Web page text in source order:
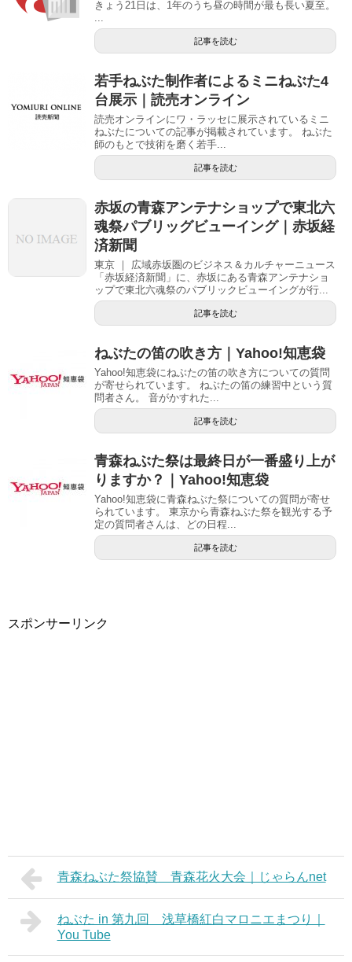
きょう21日は、1年のうち昼の時間が最も長い夏至。
記事を読む
若手ねぶた制作者によるミニねぶた4
台展示｜読売オンライン
読売オンラインにワ・ラッセに展示されているミニ
ねぶたについての記事が掲載されています。 ねぶた
師のもとで技術を磨く若手...
記事を読む
赤坂の青森アンテナショップで東北六
魂祭パブリッグビューイング｜赤坂経
済新聞
東京 ｜ 広域赤坂圏のビジネス＆カルチャーニュース
「赤坂経済新聞」に、赤坂にある青森アンテナショ
ップで東北六魂祭のパブリックビューイングが行...
記事を読む
ねぶたの笛の吹き方｜Yahoo!知恵袋
Yahoo!知恵袋にねぶたの笛の吹き方についての質問
が寄せられています。 ねぶたの笛の練習中という質
問者さん。 音がかすれた...
記事を読む
青森ねぶた祭は最終日が一番盛り上が
りますか？｜Yahoo!知恵袋
Yahoo!知恵袋に青森ねぶた祭についての質問が寄せ
られています。 東京から青森ねぶた祭を観光する予
定の質問者さんは、どの日程...
記事を読む
スポンサーリンク
青森ねぶた祭協賛 青森花火大会｜じゃらんnet
ねぶた in 第九回 浅草橋紅白マロニエまつり｜
You Tube